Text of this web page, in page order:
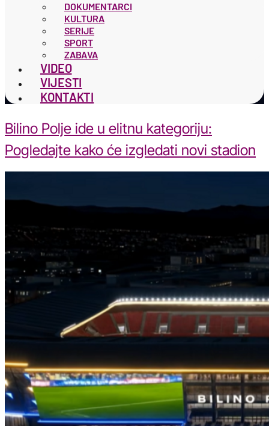
DOKUMENTARCI
KULTURA
SERIJE
SPORT
ZABAVA
VIDEO
VIJESTI
KONTAKTI
Bilino Polje ide u elitnu kategoriju:
Pogledajte kako će izgledati novi stadion